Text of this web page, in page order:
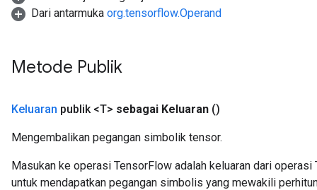
Dari antarmuka org.tensorflow.Operand
Metode Publik
Keluaran publik <T> sebagai Keluaran ()
Mengembalikan pegangan simbolik tensor.
Masukan ke operasi TensorFlow adalah keluaran dari
untuk mendapatkan pegangan simbolis yang mewakili